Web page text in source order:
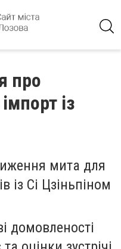
про
із
мита для
із Сі Цзіньпіном
домовленості